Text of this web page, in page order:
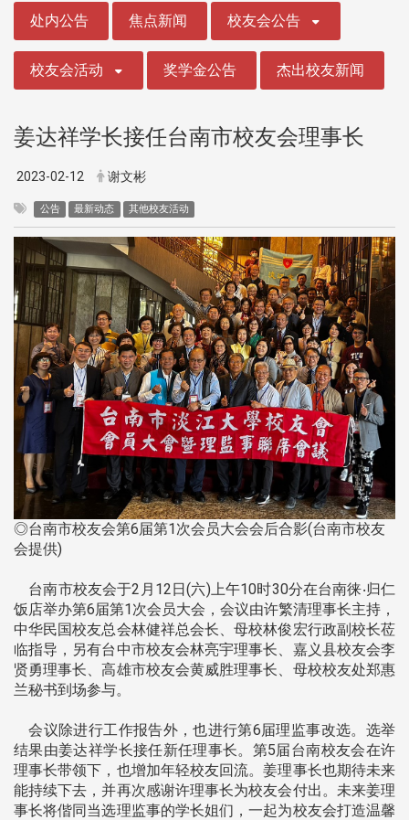
处内公告 焦点新闻 校友会公告
校友会活动 奖学金公告 杰出校友新闻
姜达祥学长接任台南市校友会理事长
2023-02-12 谢文彬
公告 最新动态 其他校友活动
◎台南市校友会第6届第1次会员大会会后合影(台南市校友
会提供)
台南市校友会于2月12日(六)上午10时30分在台南徕‧归仁
饭店举办第6届第1次会员大会，会议由许繁清理事长主持，
中华民国校友总会林健祥总会长、母校林俊宏行政副校长莅
临指导，另有台中市校友会林亮宇理事长、嘉义县校友会李
贤勇理事长、高雄市校友会黄威胜理事长、母校校友处郑惠
兰秘书到场参与。
会议除进行工作报告外，也进行第6届理监事改选。选举
结果由姜达祥学长接任新任理事长。第5届台南校友会在许
理事长带领下，也增加年轻校友回流。姜理事长也期待未来
能持续下去，并再次感谢许理事长为校友会付出。未来姜理
事长将偕同当选理监事的学长姐们，一起为校友会打造温馨